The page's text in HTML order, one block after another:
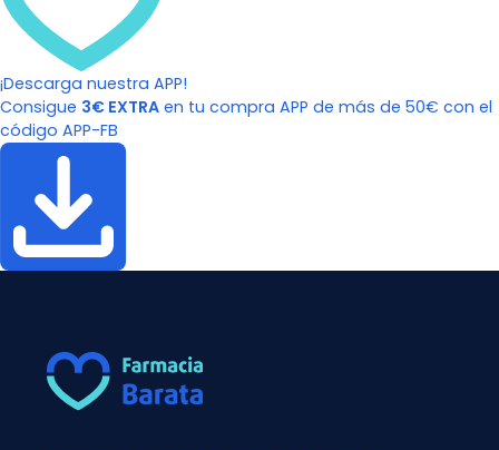
¡Descarga nuestra APP!
Consigue 3€ EXTRA en tu compra APP de más de 50€ con el
código APP-FB